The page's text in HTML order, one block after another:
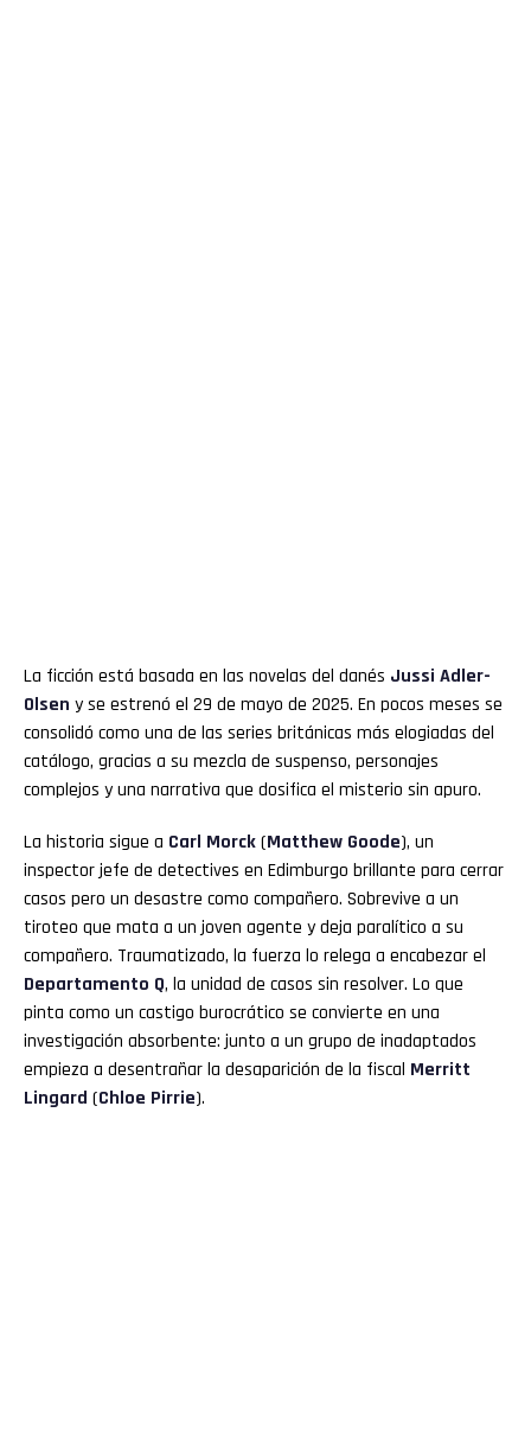
La ficción está basada en las novelas del danés Jussi Adler-
Olsen y se estrenó el 29 de mayo de 2025. En pocos meses se
consolidó como una de las series británicas más elogiadas del
catálogo, gracias a su mezcla de suspenso, personajes
complejos y una narrativa que dosifica el misterio sin apuro.
La historia sigue a Carl Morck(Matthew Goode), un
inspector jefe de detectives en Edimburgo brillante para cerrar
casos pero un desastre como compañero. Sobrevive a un
tiroteo que mata a un joven agente y deja paralítico a su
compañero. Traumatizado, la fuerza lo relega a encabezar el
Departamento Q, la unidad de casos sin resolver. Lo que
pinta como un castigo burocrático se convierte en una
investigación absorbente: junto a un grupo de inadaptados
empieza a desentrañar la desaparición de la fiscal Merritt
Lingard (Chloe Pirrie).